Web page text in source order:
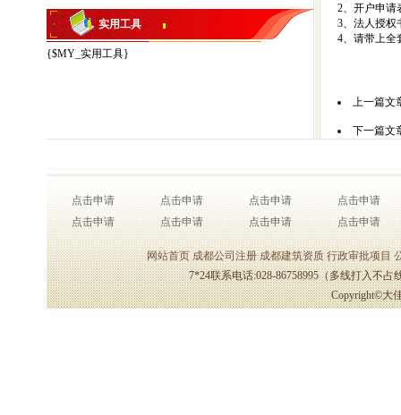
实用工具
{$MY_实用工具}
2、开户申请
3、法人授权
4、请带上全
上一篇文
下一篇文
点击申请 点击申请 点击申请
点击申请
点击申请
点击申请 点击申请 点击申请
网站首页 成都公司注册 成都建筑资质 行政审批项目
7*24联系电话:028-86758995（多线打入不
Copyright©大